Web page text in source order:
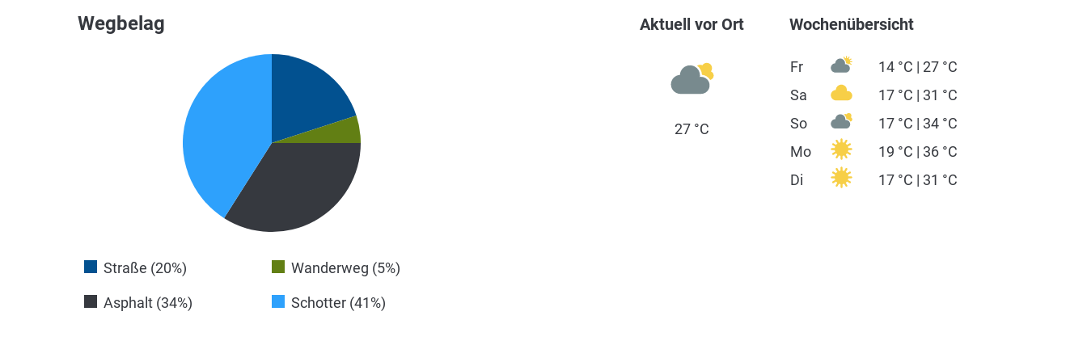
Wegbelag
Straße (20%) Wanderweg (5%)
Asphalt (34%) Schotter (41%)
Aktuell vor Ort
27 °C
Wochenübersicht
Fr
14 °C | 27 °C
Sa
17 °C | 31 °C
So
17 °C | 34 °C
Mo
19 °C | 36 °C
Di
17 °C | 31 °C